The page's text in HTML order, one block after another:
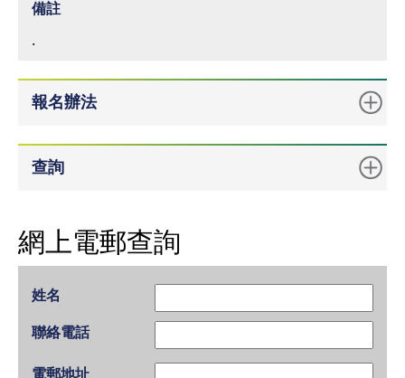
備註
.
報名辦法
查詢
網上電郵查詢
姓名
聯絡電話
電郵地址